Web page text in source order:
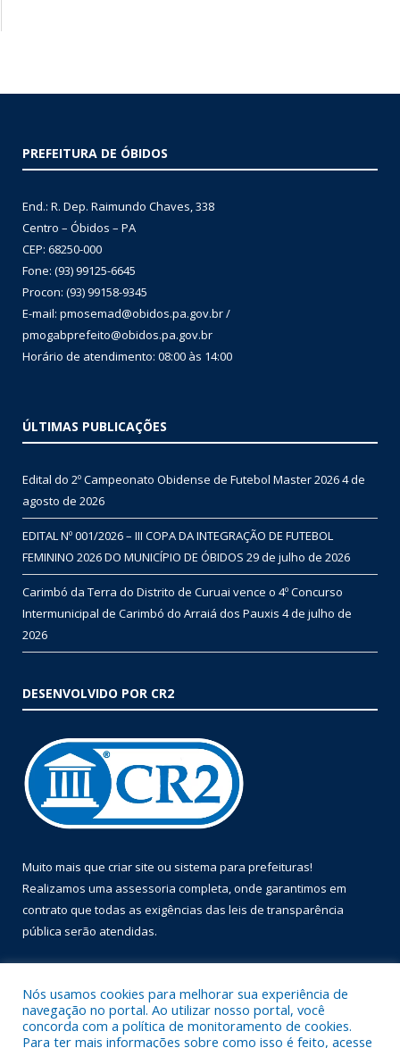
PREFEITURA DE ÓBIDOS
End.: R. Dep. Raimundo Chaves, 338
Centro – Óbidos – PA
CEP: 68250-000
Fone: (93) 99125-6645
Procon: (93) 99158-9345
E-mail: pmosemad@obidos.pa.gov.br /
pmogabprefeito@obidos.pa.gov.br
Horário de atendimento: 08:00 às 14:00
ÚLTIMAS PUBLICAÇÕES
Edital do 2º Campeonato Obidense de Futebol Master 20264 de
agosto de 2026
EDITAL Nº 001/2026 – III COPA DA INTEGRAÇÃO DE FUTEBOL
FEMININO 2026 DO MUNICÍPIO DE ÓBIDOS 29 de julho de 2026
Carimbó da Terra do Distrito de Curuai vence o 4º Concurso
Intermunicipal de Carimbó do Arraiá dos Pauxis 4 de julho de
2026
DESENVOLVIDO POR CR2
Muito mais que criar site ou sistema para prefeituras!
Realizamos uma assessoria completa, onde garantimos em
contrato que todas as exigências das leis de transparência
pública serão atendidas.
Nós usamos cookies para melhorar sua experiência de
navegação no portal. Ao utilizar nosso portal, você
concorda com a política de monitoramento de cookies.
Para ter mais informações sobre como isso é feito, acesse